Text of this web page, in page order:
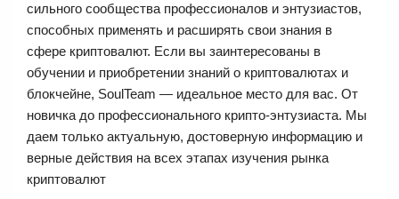
сильного сообщества профессионалов и энтузиастов,
способных применять и расширять свои знания в
сфере криптовалют. Если вы заинтересованы в
обучении и приобретении знаний о криптовалютах и
блокчейне, SoulTeam — идеальное место для вас. От
новичка до профессионального крипто-энтузиаста. Мы
даем только актуальную, достоверную информацию и
верные действия на всех этапах изучения рынка
криптовалют